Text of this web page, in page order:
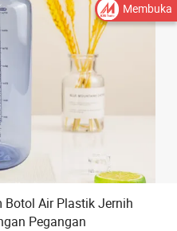
Air Plastik Jernih
Pegangan
Membuka